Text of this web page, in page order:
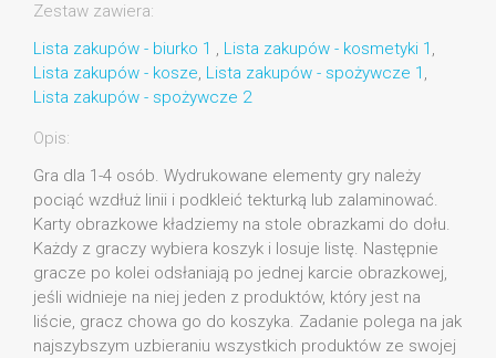
Zestaw zawiera:
Lista zakupów - biurko 1 , Lista zakupów - kosmetyki 1 ,
Lista zakupów - kosze, Lista zakupów - spożywcze 1 ,
Lista zakupów - spożywcze 2
Opis:
Gra dla 1-4 osób. Wydrukowane elementy gry należy
pociąć wzdłuż linii i podkleić tekturką lub zalaminować.
Karty obrazkowe kładziemy na stole obrazkami do dołu.
Każdy z graczy wybiera koszyk i losuje listę. Następnie
gracze po kolei odsłaniają po jednej karcie obrazkowej,
jeśli widnieje na niej jeden z produktów, który jest na
liście, gracz chowa go do koszyka. Zadanie polega na jak
najszybszym uzbieraniu wszystkich produktów ze swojej